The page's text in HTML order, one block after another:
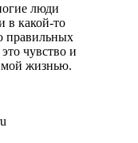
люди
в какой-то
правильных
чувство и
жизнью.